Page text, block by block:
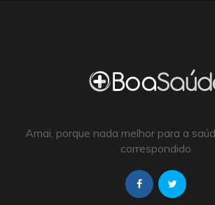
Amai, porque nada melhor para a
correspondido.